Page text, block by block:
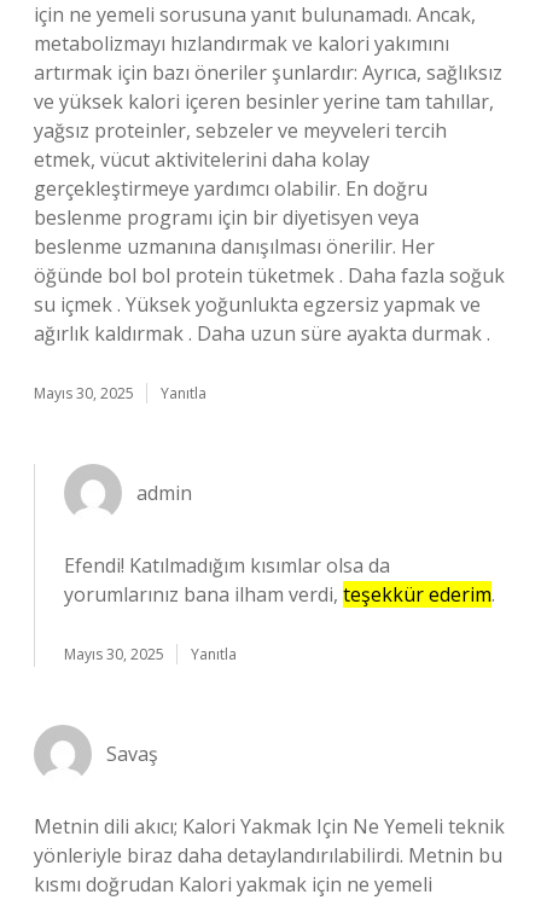
için ne yemeli sorusuna yanıt bulunamadı. Ancak,
metabolizmayı hızlandırmak ve kalori yakımını
artırmak için bazı öneriler şunlardır: Ayrıca, sağlıksız
ve yüksek kalori içeren besinler yerine tam tahıllar,
yağsız proteinler, sebzeler ve meyveleri tercih
etmek, vücut aktivitelerini daha kolay
gerçekleştirmeye yardımcı olabilir. En doğru
beslenme programı için bir diyetisyen veya
beslenme uzmanına danışılması önerilir. Her
öğünde bol bol protein tüketmek . Daha fazla soğuk
su içmek . Yüksek yoğunlukta egzersiz yapmak ve
ağırlık kaldırmak . Daha uzun süre ayakta durmak .
Mayıs 30, 2025 Yanıtla
admin
Efendi! Katılmadığım kısımlar olsa da
yorumlarınız bana ilham verdi, teşekkür ederim.
Mayıs 30, 2025 Yanıtla
Savaş
Metnin dili akıcı; Kalori Yakmak Için Ne Yemeli teknik
yönleriyle biraz daha detaylandırılabilirdi. Metnin bu
kısmı doğrudan Kalori yakmak için ne yemeli